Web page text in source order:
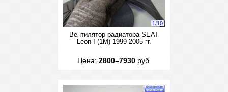
1/10
Вентилятор радиатора SEAT
Leon I (1M) 1999-2005 гг.
Цена: 2800–7930руб.